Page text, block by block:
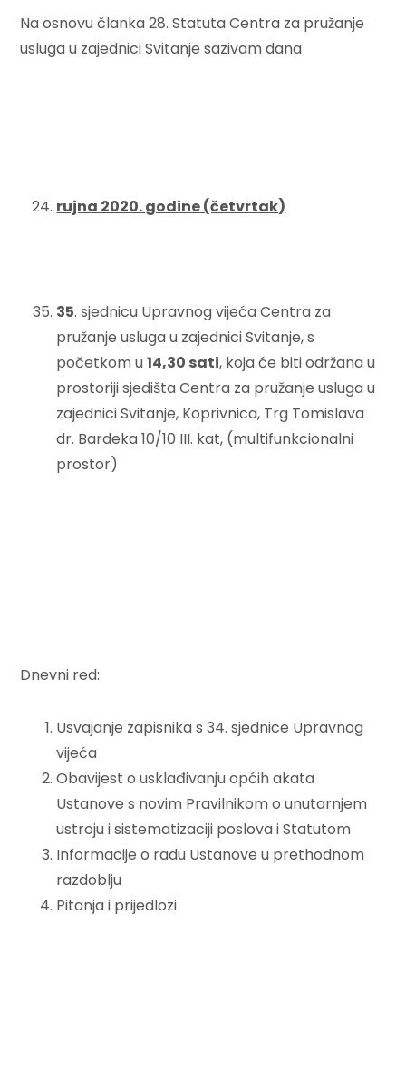
Na osnovu članka 28. Statuta Centra za pružanje
usluga u zajednici Svitanje sazivam dana
rujna 2020. godine (četvrtak)
35. sjednicu Upravnog vijeća Centra za
pružanje usluga u zajednici Svitanje, s
početkom u14,30 sati, koja će biti održana u
prostoriji sjedišta Centra za pružanje usluga u
zajednici Svitanje, Koprivnica, Trg Tomislava
dr. Bardeka 10/10 III. kat, (multifunkcionalni
prostor)
Dnevni red:
Usvajanje zapisnika s 34. sjednice Upravnog
vijeća
Obavijest o usklađivanju općih akata
Ustanove s novim Pravilnikom o unutarnjem
ustroju i sistematizaciji poslova i Statutom
Informacije o radu Ustanove u prethodnom
razdoblju
Pitanja i prijedlozi